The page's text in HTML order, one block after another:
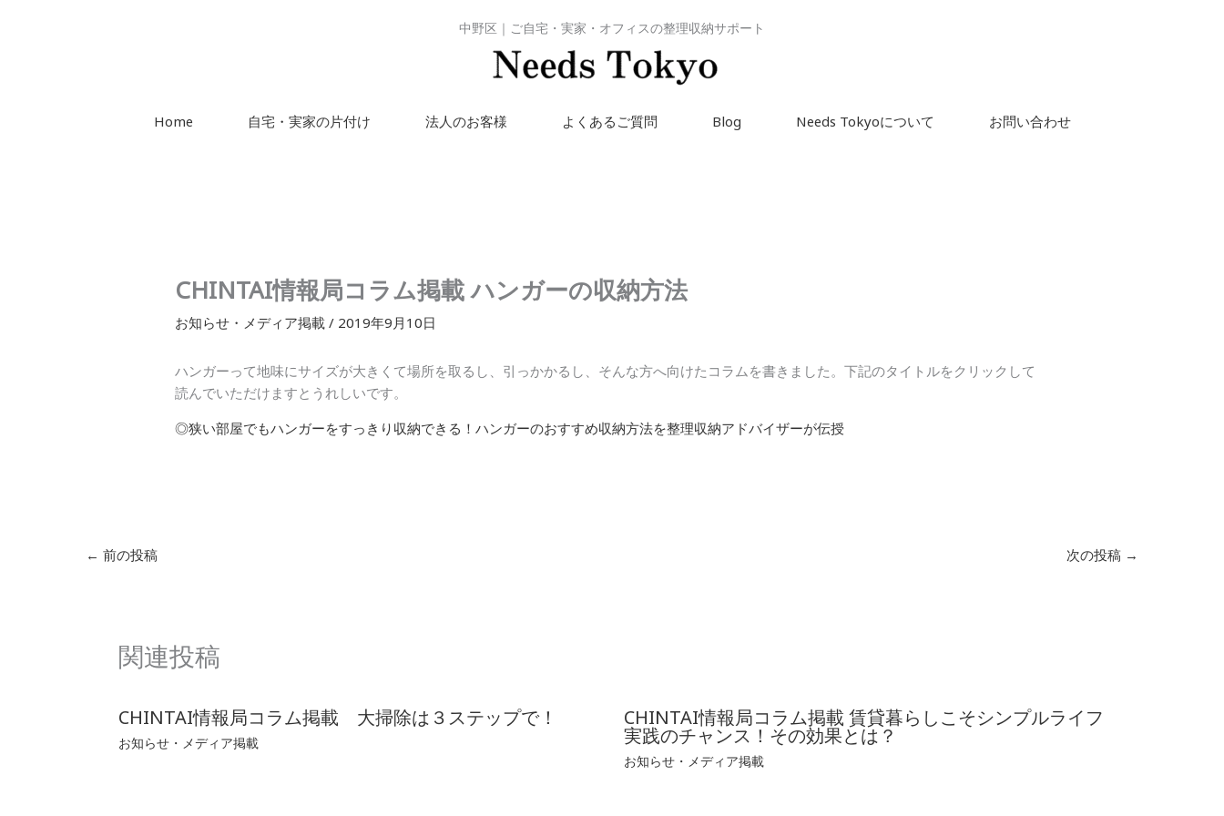
中野区｜ご自宅・実家・オフィスの整理収納サポート
Home 自宅・実家の片付け 法人のお客様 よくあるご質問 Blog Needs Tokyoについて お問い合わせ
CHINTAI情報局コラム掲載 ハンガーの収納方法
お知らせ・メディア掲載/ 2019年9月10日
ハンガーって地味にサイズが大きくて場所を取るし、引っかかるし、そんな方へ向けたコラムを書きました。下記のタイトルをクリックして
読んでいただけますとうれしいです。
◎狭い部屋でもハンガーをすっきり収納できる！ハンガーのおすすめ収納方法を整理収納アドバイザーが伝授
← 前の投稿 次の投稿 →
関連投稿
CHINTAI情報局コラム掲載 大掃除は３ステップで！
お知らせ・メディア掲載
CHINTAI情報局コラム掲載 賃貸暮らしこそシンプルライフ
実践のチャンス！その効果とは？
お知らせ・メディア掲載